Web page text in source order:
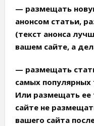
— размещать
анонсом статьи,
(текст анонса
вашем сайте, а
— размещать
самых
Или размещать ее
сайте не
вашего сайта